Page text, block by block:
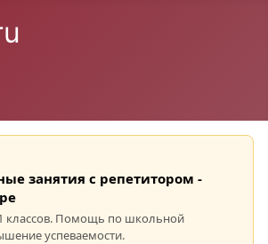
занятия с репетитором -
классов. Помощь по школьной
успеваемости.